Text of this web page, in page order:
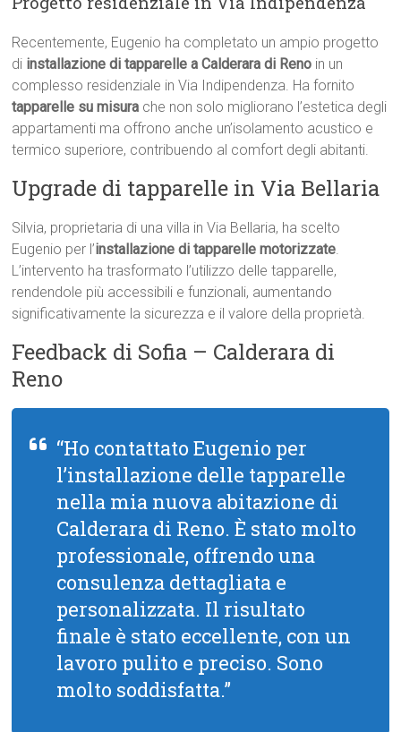
Recentemente, Eugenio ha completato un ampio progetto
di installazione di tapparelle a Calderara di Reno in un
complesso residenziale in Via Indipendenza. Ha fornito
tapparelle su misura che non solo migliorano l’estetica degli
appartamenti ma offrono anche un’isolamento acustico e
termico superiore, contribuendo al comfort degli abitanti.
Upgrade di tapparelle in Via Bellaria
Silvia, proprietaria di una villa in Via Bellaria, ha scelto
Eugenio per l’installazione di tapparelle motorizzate.
L’intervento ha trasformato l’utilizzo delle tapparelle,
rendendole più accessibili e funzionali, aumentando
significativamente la sicurezza e il valore della proprietà.
Feedback di Sofia – Calderara di
Reno
“Ho contattato Eugenio per
l’installazione delle tapparelle
nella mia nuova abitazione di
Calderara di Reno. È stato molto
professionale, offrendo una
consulenza dettagliata e
personalizzata. Il risultato
finale è stato eccellente, con un
lavoro pulito e preciso. Sono
molto soddisfatta.”